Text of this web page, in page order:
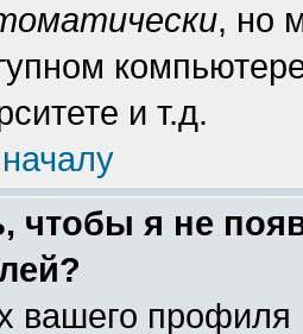
, но
и т.д.
чтобы я не
вашего